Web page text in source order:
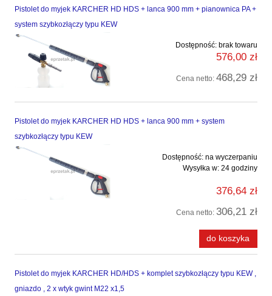
Pistolet do myjek KARCHER HD HDS + lanca 900 mm + pianownica PA +
system szybkozłączy typu KEW
Dostępność: brak towaru
576,00 zł
Cena netto: 468,29 zł
Pistolet do myjek KARCHER HD HDS + lanca 900 mm + system
szybkozłączy typu KEW
Dostępność: na wyczerpaniu
Wysyłka w: 24 godziny
376,64 zł
Cena netto: 306,21 zł
do koszyka
Pistolet do myjek KARCHER HD/HDS + komplet szybkozłączy typu KEW ,
gniazdo , 2 x wtyk gwint M22 x1,5